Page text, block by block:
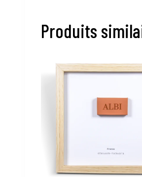
Produits